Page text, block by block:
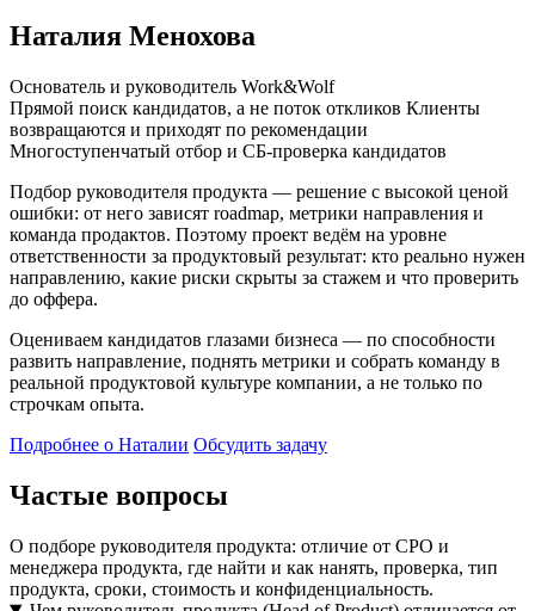
Наталия Менохова
Основатель и руководитель Work&Wolf
Прямой поиск кандидатов, а не поток откликов Клиенты
возвращаются и приходят по рекомендации
Многоступенчатый отбор и СБ-проверка кандидатов
Подбор руководителя продукта — решение с высокой ценой
ошибки: от него зависят roadmap, метрики направления и
команда продактов. Поэтому проект ведём на уровне
ответственности за продуктовый результат: кто реально нужен
направлению, какие риски скрыты за стажем и что проверить
до оффера.
Оцениваем кандидатов глазами бизнеса — по способности
развить направление, поднять метрики и собрать команду в
реальной продуктовой культуре компании, а не только по
строчкам опыта.
Подробнее о Наталии Обсудить задачу
Частые вопросы
О подборе руководителя продукта: отличие от CPO и
менеджера продукта, где найти и как нанять, проверка, тип
продукта, сроки, стоимость и конфиденциальность.